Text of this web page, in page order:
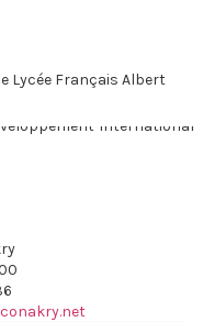
Lycée Français Albert